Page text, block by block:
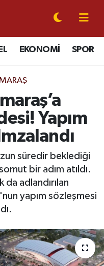
EKONOMİ SPOR
Yapım
süredir beklediği
bir adım atıldı.
adlandırılan
yapım sözleşmesi
Eczaneler
Haritası
Fikstür